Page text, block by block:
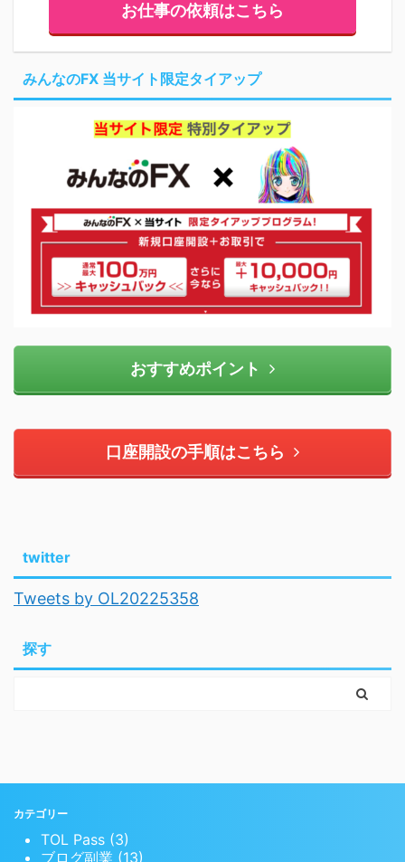
お仕事の依頼はこちら
みんなのFX 当サイト限定タイアップ
おすすめポイント
口座開設の手順はこちら
twitter
Tweets by OL20225358
探す
カテゴリー
TOL Pass (3)
ブログ副業 (13)